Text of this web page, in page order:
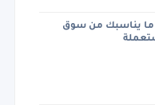
ما يناسبك من سوق